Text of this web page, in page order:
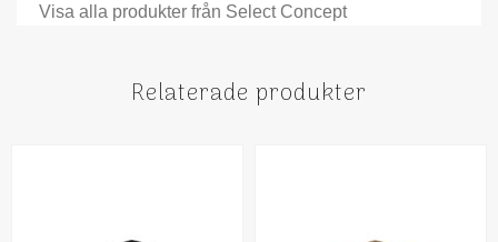
Visa alla produkter från Select Concept
Relaterade produkter